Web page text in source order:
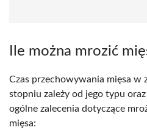
Ile można mrozić
Czas przechowywania mięsa w
stopniu zależy od jego typu
ogólne zalecenia dotyczące
mięsa: